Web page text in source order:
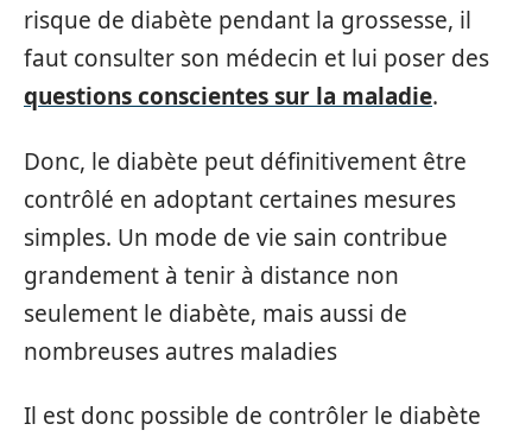
risque de diabète pendant la grossesse, il
faut consulter son médecin et lui poser des
questions conscientes sur la maladie.
Donc, le diabète peut définitivement être
contrôlé en adoptant certaines mesures
simples. Un mode de vie sain contribue
grandement à tenir à distance non
seulement le diabète, mais aussi de
nombreuses autres maladies
Il est donc possible de contrôler le diabète